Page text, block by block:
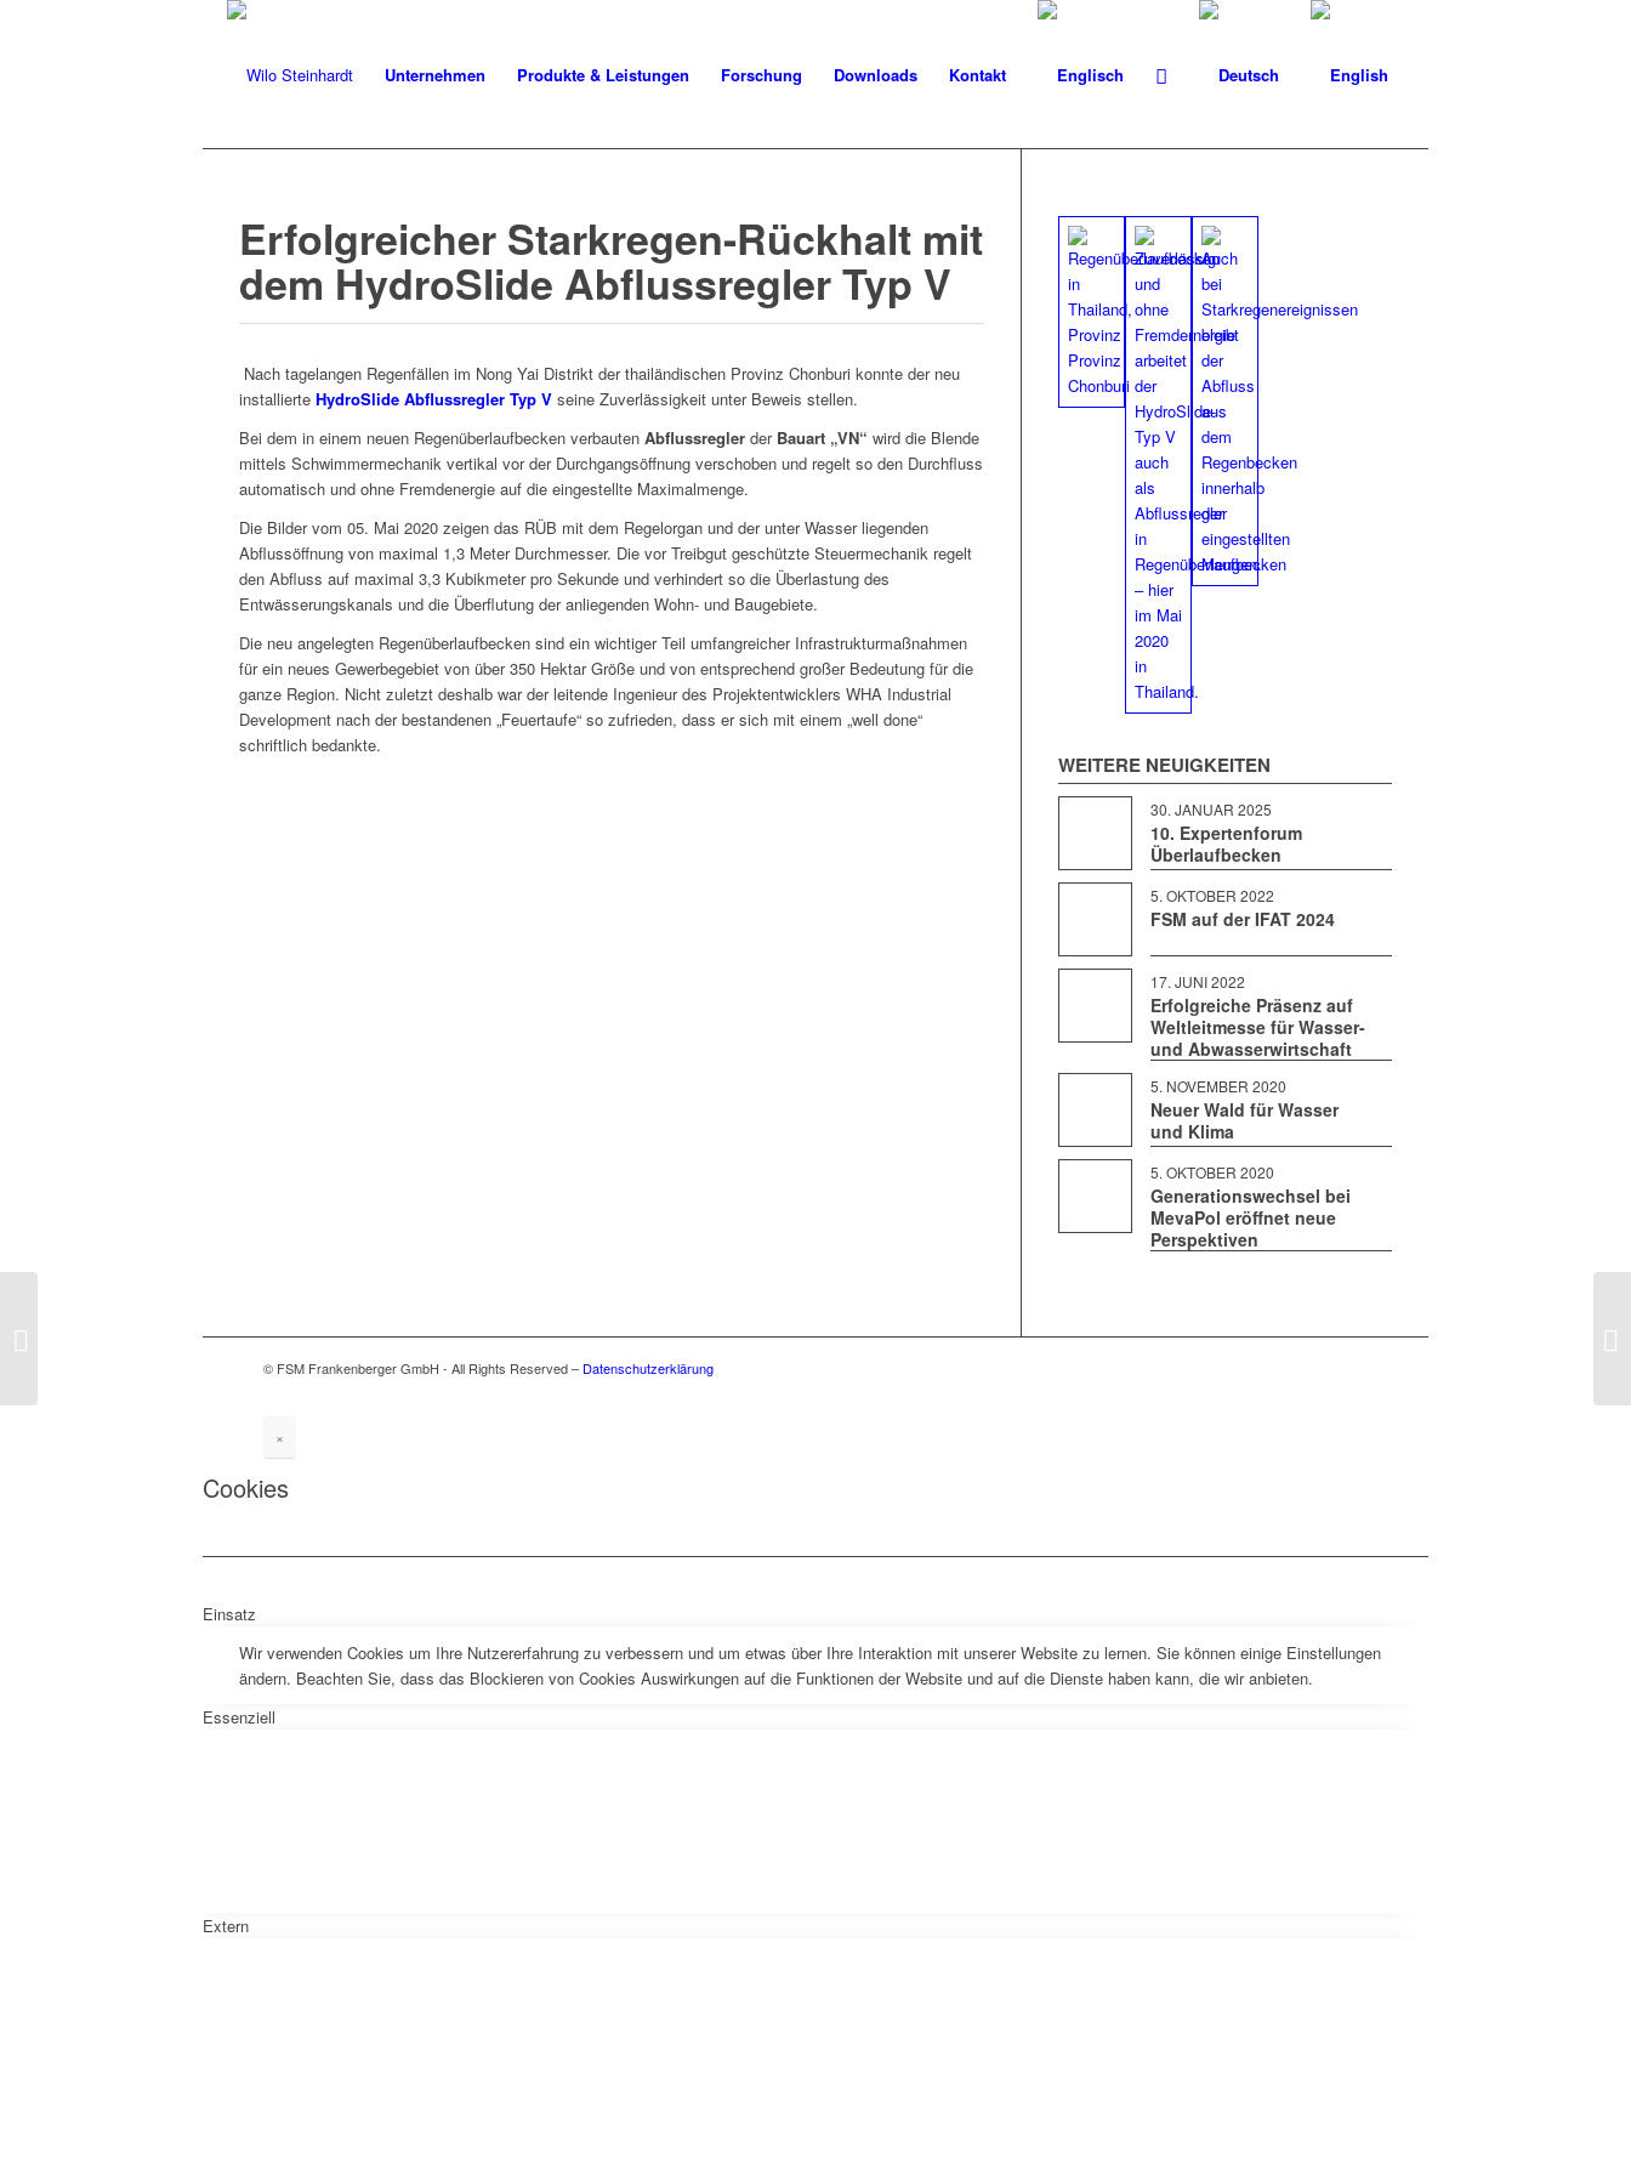
Unternehmen Produkte & Leistungen Forschung Downloads Kontakt
Erfolgreicher Starkregen-Rückhalt mit
dem HydroSlide Abflussregler Typ V
Nach tage­lan­gen Regen­fällen im Nong Yai Dis­trikt der thailändis­chen Prov­inz Chon­buri kon­nte der neu
instal­lierte HydroSlide Abflussre­gler Typ V seine Zuver­läs­sigkeit unter Beweis stellen.
Bei dem in einem neuen Regenüber­lauf­beck­en ver­baut­en Abflussre­gler der Bauart „VN“ wird die Blende
mit­tels Schwim­mer­mechanik ver­tikal vor der Durch­gangsöff­nung ver­schoben und regelt so den Durch­fluss
automa­tisch und ohne Frem­den­ergie auf die eingestellte Maximalmenge.
Die Bilder vom 05. Mai 2020 zeigen das RÜB mit dem Regelor­gan und der unter Wass­er liegen­den
Abflussöff­nung von max­i­mal 1,3 Meter Durchmess­er. Die vor Treibgut geschützte Steuer­mechanik regelt
den Abfluss auf max­i­mal 3,3 Kubik­me­ter pro Sekunde und ver­hin­dert so die Über­las­tung des
Entwässerungskanals und die Über­flu­tung der anliegen­den Wohn- und Baugebiete.
Die neu angelegten Regenüber­lauf­beck­en sind ein wichtiger Teil umfan­gre­ich­er Infra­struk­tur­maß­nah­men
für ein neues Gewer­bege­bi­et von über 350 Hek­tar Größe und von entsprechend großer Bedeu­tung für die
ganze Region. Nicht zulet­zt deshalb war der lei­t­ende Inge­nieur des Pro­jek­ten­twick­lers WHA Indus­tri­al
Devel­op­ment nach der bestande­nen „Feuer­taufe“ so zufrieden, dass er sich mit einem „well done“
schriftlich bedankte.
WEIT­ERE NEUIGKEITEN
30. JAN­U­AR 2025
10. Expertenforum
Überlaufbecken
5. OKTO­BER 2022
FSM auf der IFAT 2024
17. JUNI 2022
Erfolgreiche Präsenz auf
Weltleitmesse für Wasser-
und Abwasserwirtschaft
5. NOVEM­BER 2020
Neuer Wald für Wasser
und Klima
5. OKTO­BER 2020
Generationswechsel bei
MevaPol eröffnet neue
Perspektiven
© FSM Frankenberger GmbH - All Rights Reserved – Datenschutzerklärung
×
Cookies
Einsatz
Wir verwenden Cookies um Ihre Nutzererfahrung zu verbessern und um etwas über Ihre Interaktion mit unserer Website zu lernen. Sie können einige Einstellungen
ändern. Beachten Sie, dass das Blockieren von Cookies Auswirkungen auf die Funktionen der Website und auf die Dienste haben kann, die wir anbieten.
Essenziell
Extern